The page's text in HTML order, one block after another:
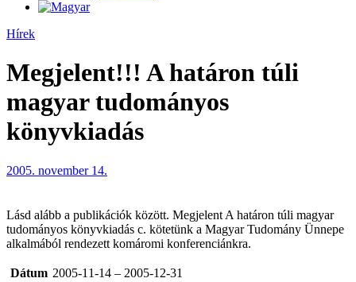
Hírek
Megjelent!!! A határon túli
magyar tudományos
könyvkiadás
2005. november 14.
Lásd alább a publikációk között. Megjelent A határon túli magyar
tudományos könyvkiadás c. kötetünk a Magyar Tudomány Ünnepe
alkalmából rendezett komáromi konferenciánkra.
Dátum 2005-11-14 – 2005-12-31